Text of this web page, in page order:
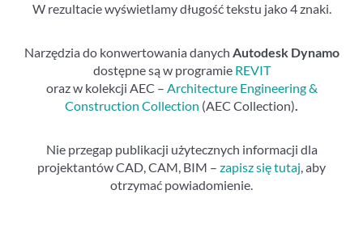
W rezultacie wyświetlamy długość tekstu jako 4 znaki.
Narzędzia do konwertowania danych Autodesk Dynamo
dostępne są w programie REVIT
oraz w kolekcji AEC – Architecture Engineering &
Construction Collection (AEC Collection).
Nie przegap publikacji użytecznych informacji dla
projektantów CAD, CAM, BIM – zapisz się tutaj, aby
otrzymać powiadomienie.